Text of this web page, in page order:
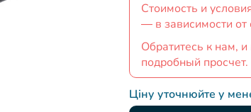
Стоимость и
— в зависимости
Обратитесь к нам,
подробный просчет.
Ціну уточнюйте у